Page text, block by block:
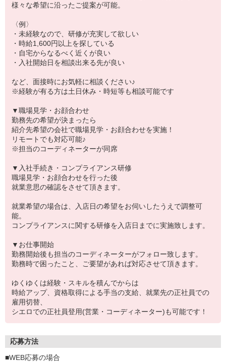
様々な希望に沿ったご提案が可能。
〈例〉
・未経験なので、研修が充実して欲しい
・時給1,600円以上を探している
・自宅からなるべく近くが良い
・入社開始日を相談出来る先が良い
など、面接時にお気軽に相談ください♪
※経験が有る方は土日休み・時短等も相談可能です
▼職場見学・お顔合わせ
勤務先の希望が決まったら
紹介先希望の会社で職場見学・お顔合わせを実施！
リモートでも対応可能♪
※担当のコーディネーターが同席
▼入社手続き・コンプライアンス研修
職場見学・お顔合わせを行った後
就業意思の確認をさせて頂きます。
就業希望の場合は、入店日の希望をお伺いしたうえで調整可
能。
コンプライアンスに関する研修を入店日までに実施致します。
▼お仕事開始
勤務開始後も担当のコーディネーターがフォロー致します。
勤務時で困ったこと、ご要望があれば対応させて頂きます。
ゆくゆくは経験・スキルを積んでからは
時給アップ、資格取得による手当の支給、就業先の正社員での
雇用切替、
シエロでの正社員登用(営業・コーディネーター)も可能です！
応募方法
■WEB応募の場合